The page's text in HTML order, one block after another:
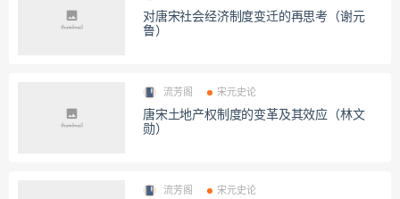
对唐宋社会经济制度变迁的再思考（谢元
鲁）
流芳阁 宋元史论
唐宋土地产权制度的变革及其效应（林文
勋）
流芳阁 宋元史论